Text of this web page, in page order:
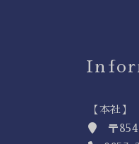
【本社】
〒